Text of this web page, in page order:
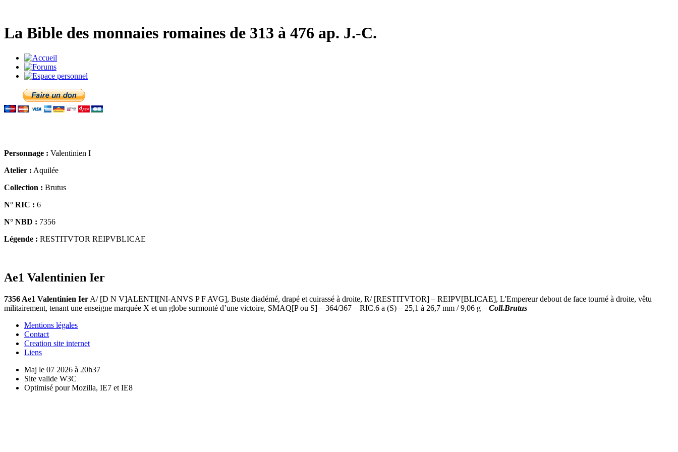
La Bible des monnaies romaines de 313 à 476 ap. J.-C.
Personnage : Valentinien I
Atelier : Aquilée
Collection : Brutus
N° RIC : 6
N° NBD : 7356
Légende : RESTITVTOR REIPVBLICAE
Ae1 Valentinien Ier
7356 Ae1 Valentinien Ier A/ [D N V]ALENTI[NI-ANVS P F AVG], Buste diadémé, drapé et cuirassé à droite, R/ [RESTITVTOR] – REIPV[BLICAE], L'Empereur debout de face tourné à droite, vêtu
militairement, tenant une enseigne marquée X et un globe surmonté d’une victoire, SMAQ[P ou S] – 364/367 – RIC.6 a (S) – 25,1 à 26,7 mm / 9,06 g – Coll.Brutus
Mentions légales
Contact
Creation site internet
Liens
Maj le 07 2026 à 20h37
Site valide W3C
Optimisé pour Mozilla, IE7 et IE8